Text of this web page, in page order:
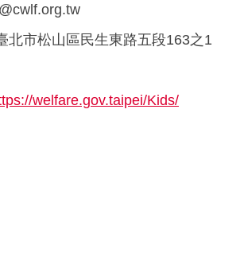
北市松山區民生東路五段163之1
welfare.gov.taipei/Kids/